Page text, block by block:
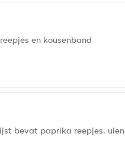
en kousenband
bevat paprika reepjes,